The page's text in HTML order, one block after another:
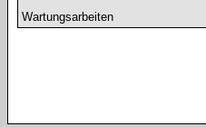
Wartungsarbeiten